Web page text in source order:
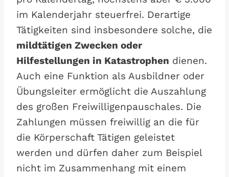
im Kalenderjahr steuerfrei. Derartige
Tätigkeiten sind insbesondere solche, die
mildtätigen Zwecken oder
Hilfestellungen in Katastrophen dienen.
Auch eine Funktion als Ausbildner oder
Übungsleiter ermöglicht die Auszahlung
des großen Freiwilligenpauschales. Die
Zahlungen müssen freiwillig an die für
die Körperschaft Tätigen geleistet
werden und dürfen daher zum Beispiel
nicht im Zusammenhang mit einem